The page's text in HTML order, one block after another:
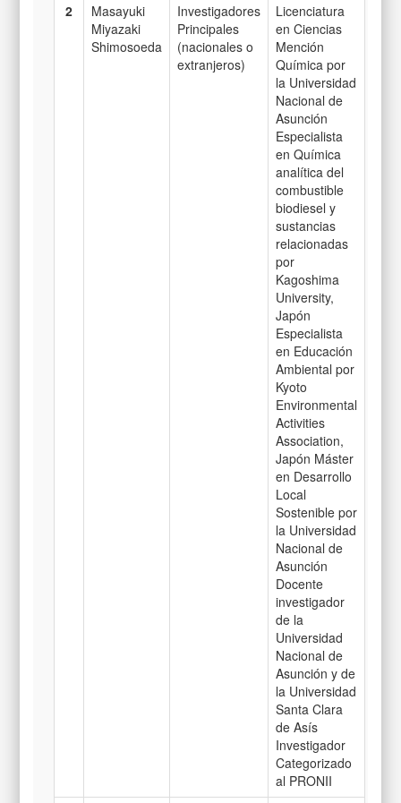
2
Masayuki
Miyazaki
Shimosoeda
Investigadores
Principales
(nacionales o
extranjeros)
Licenciatura
en Ciencias
Mención
Química por
la Universidad
Nacional de
Asunción
Especialista
en Química
analítica del
combustible
biodiesel y
sustancias
relacionadas
por
Kagoshima
University,
Japón
Especialista
en Educación
Ambiental por
Kyoto
Environmental
Activities
Association,
Japón Máster
en Desarrollo
Local
Sostenible por
la Universidad
Nacional de
Asunción
Docente
investigador
de la
Universidad
Nacional de
Asunción y de
la Universidad
Santa Clara
de Asís
Investigador
Categorizado
al PRONII